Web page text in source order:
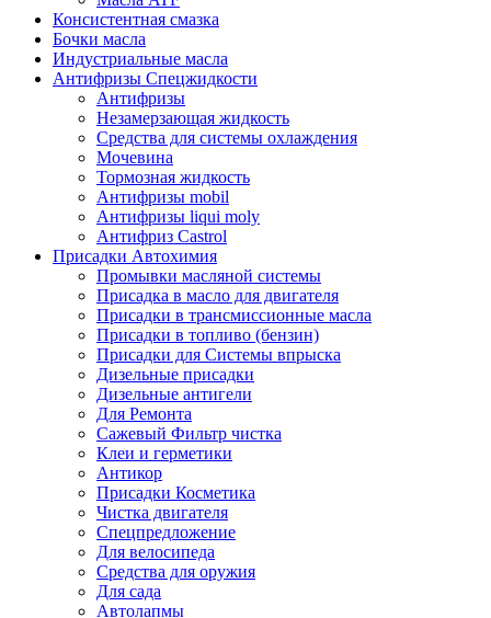
Консистентная смазка
Бочки масла
Индустриальные масла
Антифризы Спецжидкости
Антифризы
Незамерзающая жидкость
Средства для системы охлаждения
Мочевина
Тормозная жидкость
Антифризы mobil
Антифризы liqui moly
Антифриз Castrol
Присадки Автохимия
Промывки масляной системы
Присадка в масло для двигателя
Присадки в трансмиссионные масла
Присадки в топливо (бензин)
Присадки для Системы впрыска
Дизельные присадки
Дизельные антигели
Для Ремонта
Сажевый Фильтр чистка
Клеи и герметики
Антикор
Присадки Косметика
Чистка двигателя
Спецпредложение
Для велосипеда
Средства для оружия
Для сада
Автолапмы